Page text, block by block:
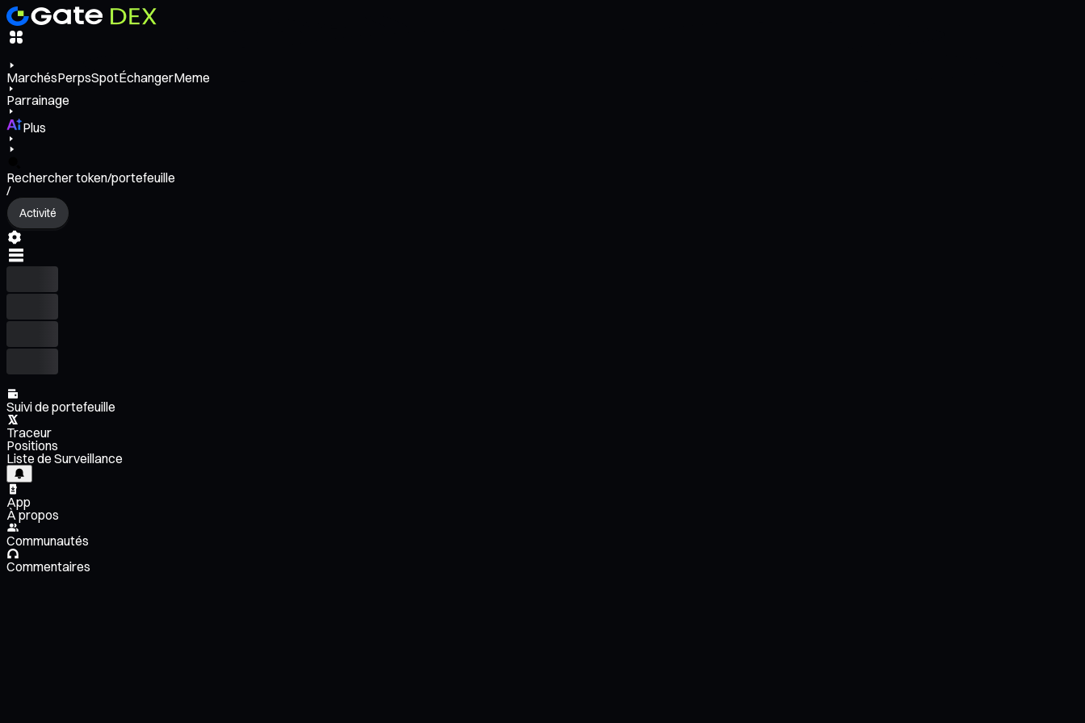
MarchésPerpsSpotÉchangerMeme
Parrainage
Plus
Rechercher token/portefeuille
/
Activité
Suivi de portefeuille
Traceur
Positions
Liste de Surveillance
App
À propos
Communautés
Commentaires